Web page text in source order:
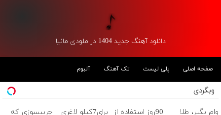
دانلود آهنگ جدید 1404 در ملودی مانیا
صفحه اصلی پلی لیست تک آهنگ آلبوم
وبگردی
وام بگیر، طلا
90روز استفاده از
برای7کیلو لاغری
چربیسوزی که